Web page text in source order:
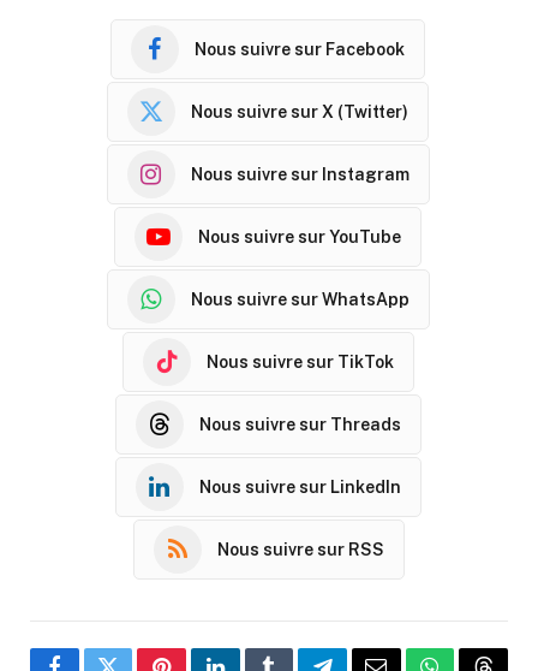
Nous suivre sur Facebook
Nous suivre sur X (Twitter)
Nous suivre sur Instagram
Nous suivre sur YouTube
Nous suivre sur WhatsApp
Nous suivre sur TikTok
Nous suivre sur Threads
Nous suivre sur LinkedIn
Nous suivre sur RSS